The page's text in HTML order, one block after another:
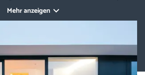
Smarthome-System kann stark variieren.
Wer der Gewinner ist? Das erfahren
Sie hier!
Mehr anzeigen